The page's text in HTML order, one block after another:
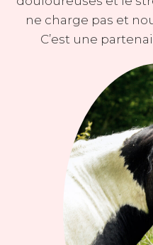
ne charge pas et
C’est une